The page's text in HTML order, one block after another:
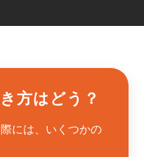
方はどう？
には、いくつかの